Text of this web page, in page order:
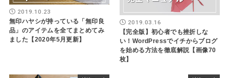
2019.10.23
無印ハヤシが持っている「無印良
品」のアイテムを全てまとめてみ
ました【2020年5月更新】
2019.03.16
【完全版】初心者でも挫折しな
い！WordPressでイチからブログ
を始める方法を徹底解説【画像70
枚】